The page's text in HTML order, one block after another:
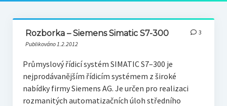
Rozborka – Siemens Simatic S7-300
Publikováno 1.2.2012
3
Průmyslový řídicí systém SIMATIC S7–300 je
nejprodávanějším řídicím systémem z široké
nabídky firmy Siemens AG. Je určen pro realizaci
rozmanitých automatizačních úloh středního